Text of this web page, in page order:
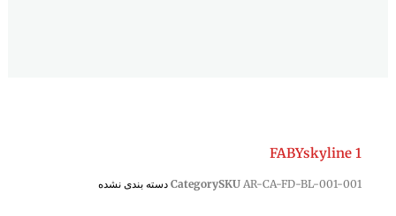
FABYskyline 1
SKU AR-CA-FD-BL-001-001
Category دسته بندی نشده